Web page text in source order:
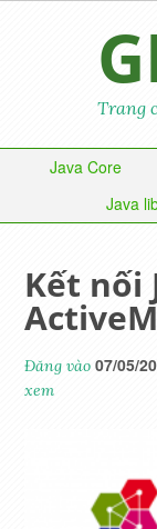
Trang
Java Core
Java
Kết nối
Đăng vào07/05/
xem